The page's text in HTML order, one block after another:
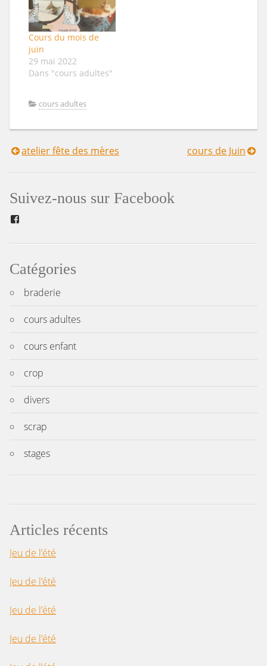
Cours du mois de
juin
29 mai 2022
Dans "cours adultes"
cours adultes
Navigation
l’article
atelier fête des mères cours de Juin
Suivez-nous sur Facebook
Catégories
braderie
cours adultes
cours enfant
crop
divers
scrap
stages
Articles récents
Jeu de l’été
Jeu de l’été
Jeu de l’été
Jeu de l’été